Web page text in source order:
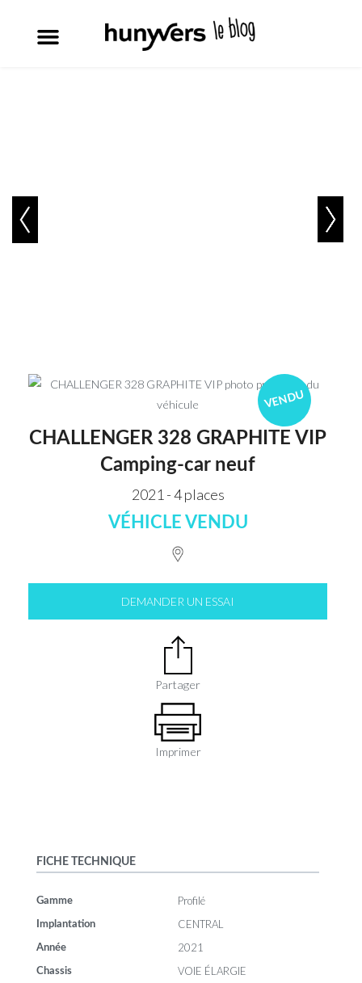
VENDU
CHALLENGER 328 GRAPHITE VIP
Camping-car neuf
2021 - 4 places
VÉHICLE VENDU
DEMANDER UN ESSAI
Partager
Imprimer
FICHE TECHNIQUE
Gamme Profilé
Implantation CENTRAL
Année 2021
Chassis VOIE ÉLARGIE